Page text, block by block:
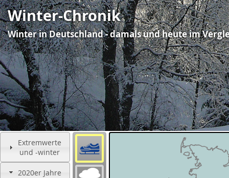
Winter-Chronik
Winter in Deutschland - damals und heute im
Extremwerte
und -winter
2020er Jahre